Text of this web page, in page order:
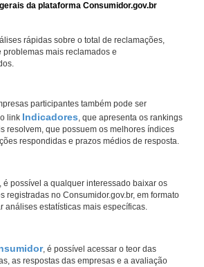
da plataforma Consumidor.gov.br
rápidas sobre o total de reclamações,
problemas mais reclamados e
participantes também pode ser
link Indicadores, que apresenta os rankings
resolvem, que possuem os melhores índices
respondidas e prazos médios de resposta.
, é possível a qualquer interessado baixar os
registradas no Consumidor.gov.br, em formato
análises estatísticas mais específicas.
, é possível acessar o teor das
as respostas das empresas e a avaliação